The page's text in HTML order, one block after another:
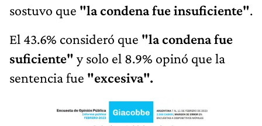
sostuvo que "la condena fue insuficiente".
El 43.6% consideró que "la condena fue
suficiente" y solo el 8.9% opinó que la
sentencia fue "excesiva".